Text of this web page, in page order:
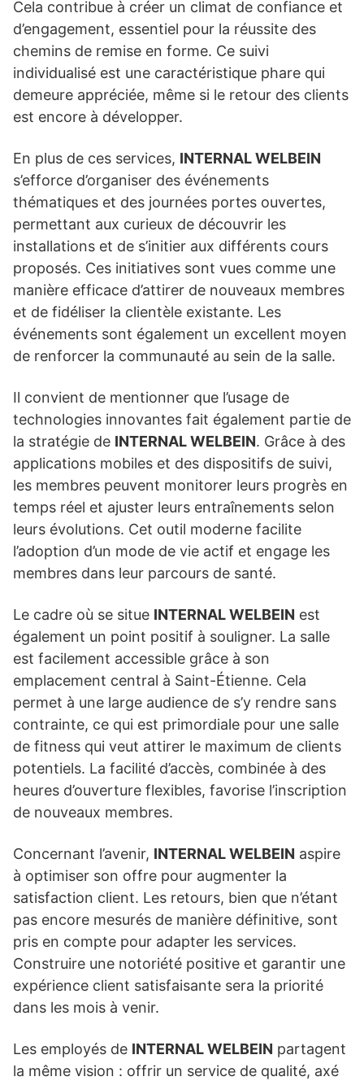
Cela contribue à créer un climat de confiance et
d’engagement, essentiel pour la réussite des
chemins de remise en forme. Ce suivi
individualisé est une caractéristique phare qui
demeure appréciée, même si le retour des clients
est encore à développer.
En plus de ces services, INTERNAL WELBEIN
s’efforce d’organiser des événements
thématiques et des journées portes ouvertes,
permettant aux curieux de découvrir les
installations et de s’initier aux différents cours
proposés. Ces initiatives sont vues comme une
manière efficace d’attirer de nouveaux membres
et de fidéliser la clientèle existante. Les
événements sont également un excellent moyen
de renforcer la communauté au sein de la salle.
Il convient de mentionner que l’usage de
technologies innovantes fait également partie de
la stratégie de INTERNAL WELBEIN. Grâce à des
applications mobiles et des dispositifs de suivi,
les membres peuvent monitorer leurs progrès en
temps réel et ajuster leurs entraînements selon
leurs évolutions. Cet outil moderne facilite
l’adoption d’un mode de vie actif et engage les
membres dans leur parcours de santé.
Le cadre où se situe INTERNAL WELBEIN est
également un point positif à souligner. La salle
est facilement accessible grâce à son
emplacement central à Saint-Étienne. Cela
permet à une large audience de s’y rendre sans
contrainte, ce qui est primordiale pour une salle
de fitness qui veut attirer le maximum de clients
potentiels. La facilité d’accès, combinée à des
heures d’ouverture flexibles, favorise l’inscription
de nouveaux membres.
Concernant l’avenir, INTERNAL WELBEIN aspire
à optimiser son offre pour augmenter la
satisfaction client. Les retours, bien que n’étant
pas encore mesurés de manière définitive, sont
pris en compte pour adapter les services.
Construire une notoriété positive et garantir une
expérience client satisfaisante sera la priorité
dans les mois à venir.
Les employés de INTERNAL WELBEIN partagent
la même vision : offrir un service de qualité, axé